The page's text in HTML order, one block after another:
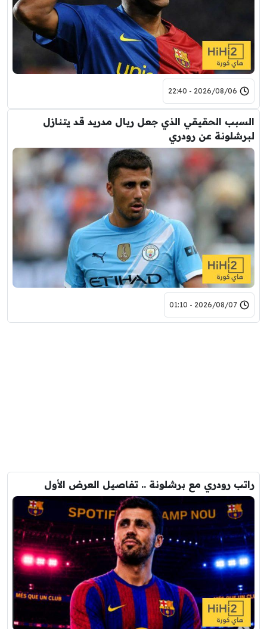
2026/08/06 - 22:40
السبب الحقيقي الذي جعل ريال مدريد قد يتنازل
لبرشلونة عن رودري
2026/08/07 - 01:10
راتب رودري مع برشلونة .. تفاصيل العرض الأول